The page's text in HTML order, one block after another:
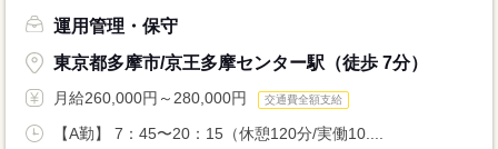
運用管理・保守
東京都多摩市/京王多摩センター駅（徒歩 7分）
月給260,000円～280,000円 交通費全額支給
【A勤】 7：45〜20：15（休憩120分/実働10....